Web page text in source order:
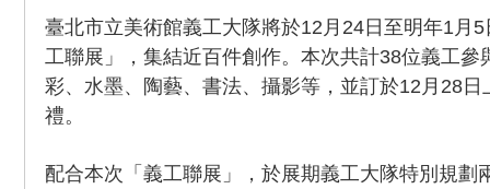
臺北市立美術館義工大隊將於12月24日至明年1月
工聯展」，集結近百件創作。本次共計38位義工參
彩、水墨、陶藝、書法、攝影等，並訂於12月28
禮。
配合本次「義工聯展」，於展期義工大隊特別規劃